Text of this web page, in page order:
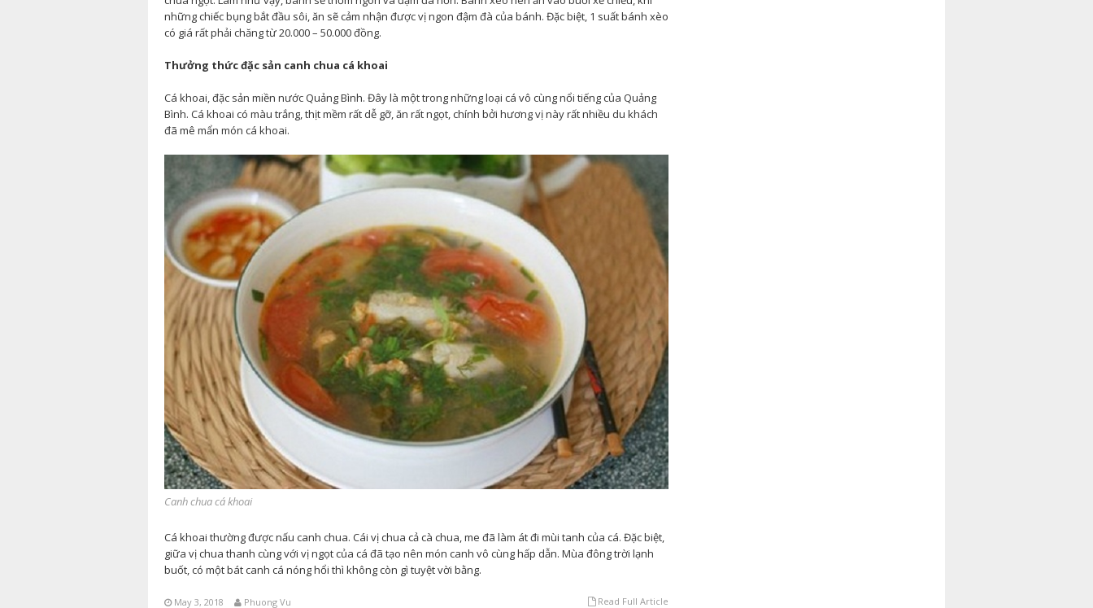
những chiếc bụng bắt đầu sôi, ăn sẽ cảm nhận được vị ngon đậm đà của bánh. Đặc biệt, 1 suất bánh xèo
có giá rất phải chăng từ 20.000 – 50.000 đồng.
Thưởng thức đặc sản canh chua cá khoai
Cá khoai, đặc sản miền nước Quảng Bình. Đây là một trong những loại cá vô cùng nổi tiếng của Quảng
Bình. Cá khoai có màu trắng, thịt mềm rất dễ gỡ, ăn rất ngọt, chính bởi hương vị này rất nhiều du khách
đã mê mẩn món cá khoai.
Canh chua cá khoai
Cá khoai thường được nấu canh chua. Cái vị chua cả cà chua, me đã làm át đi mùi tanh của cá. Đặc biệt,
giữa vị chua thanh cùng với vị ngọt của cá đã tạo nên món canh vô cùng hấp dẫn. Mùa đông trời lạnh
buốt, có một bát canh cá nóng hổi thì không còn gì tuyệt vời bằng.
Read Full Article
May 3, 2018 Phuong Vu